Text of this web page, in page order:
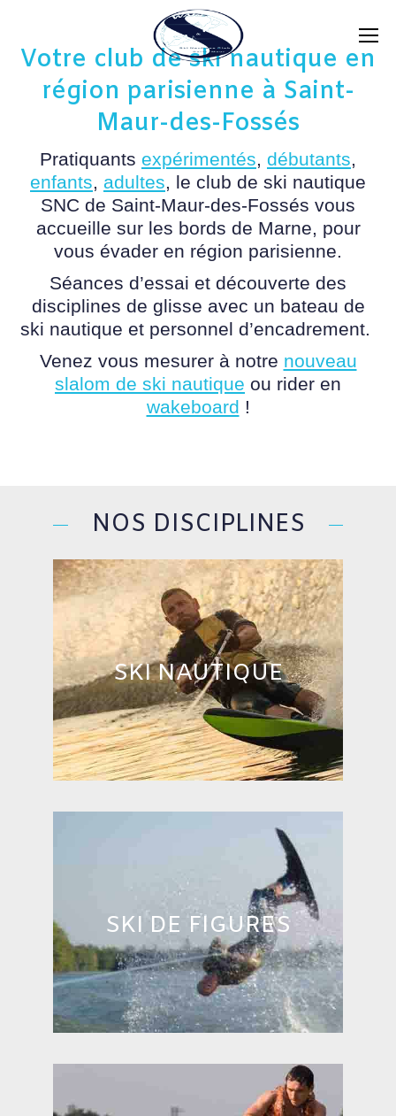
Votre club de ski nautique en
région parisienne à Saint-
Maur-des-Fossés
Pratiquants expérimentés, débutants,
enfants, adultes, le club de ski nautique
SNC de Saint-Maur-des-Fossés vous
accueille sur les bords de Marne, pour
vous évader en région parisienne.
Séances d’essai et découverte des
disciplines de glisse avec un bateau de
ski nautique et personnel d’encadrement.
Venez vous mesurer à notre nouveau
slalom de ski nautique ou rider en
wakeboard !
NOS DISCIPLINES
SKI NAUTIQUE
SKI DE FIGURES